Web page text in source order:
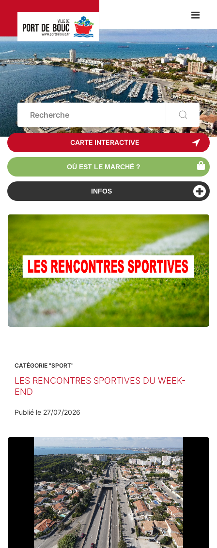
CARTE INTERACTIVE
OÙ EST LE MARCHÉ ?
INFOS
CATÉGORIE "SPORT"
LES RENCONTRES SPORTIVES DU WEEK-
END
Publié le 27/07/2026